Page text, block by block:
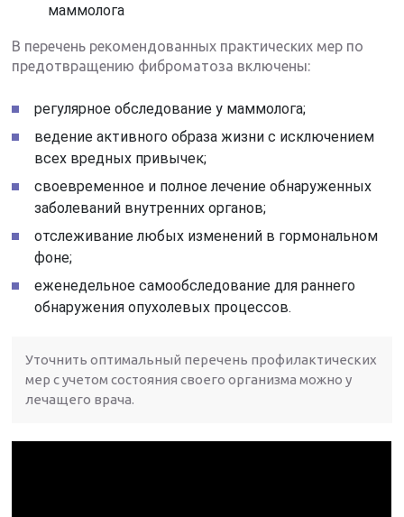
маммолога
В перечень рекомендованных практических мер по
предотвращению фиброматоза включены:
регулярное обследование у маммолога;
ведение активного образа жизни с исключением
всех вредных привычек;
своевременное и полное лечение обнаруженных
заболеваний внутренних органов;
отслеживание любых изменений в гормональном
фоне;
еженедельное самообследование для раннего
обнаружения опухолевых процессов.
Уточнить оптимальный перечень профилактических
мер с учетом состояния своего организма можно у
лечащего врача.